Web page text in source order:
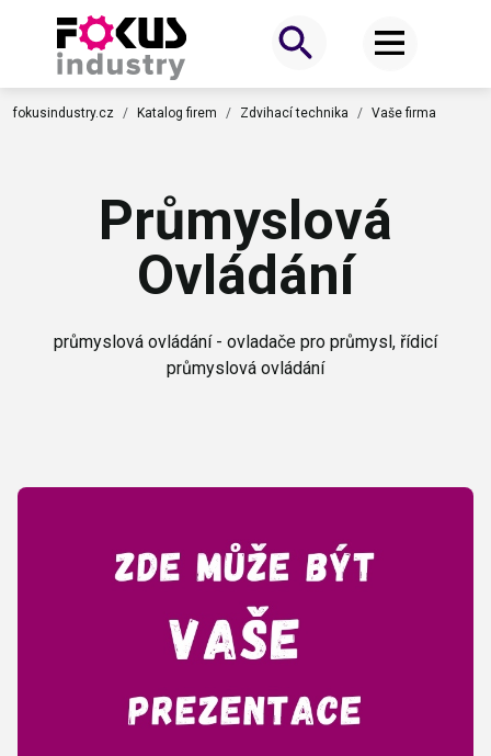
fokusindustry.cz Katalog firem Zdvihací technika Vaše firma
Průmyslová
Ovládání
průmyslová ovládání - ovladače pro průmysl, řídicí
průmyslová ovládání